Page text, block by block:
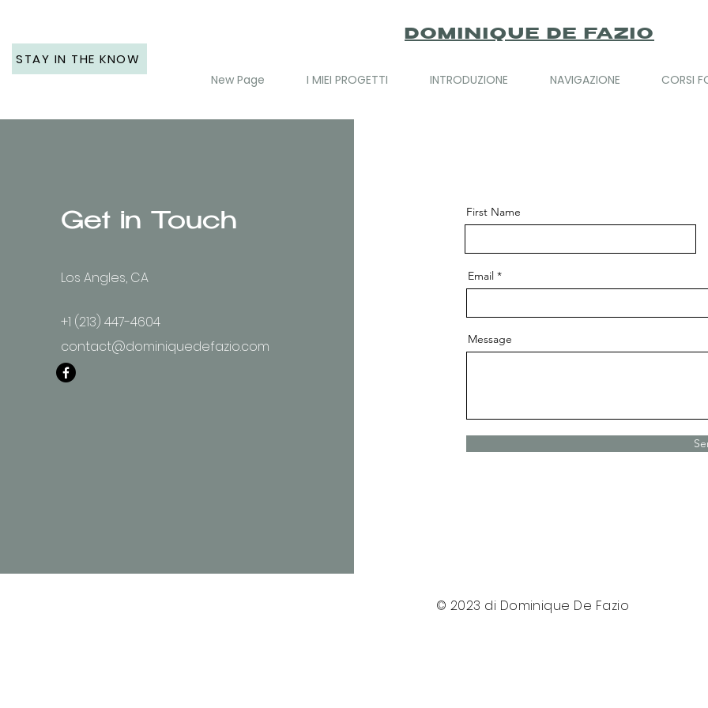
STAY IN THE KNOW
DOMINIQUE DE FAZIO
New Page I MIEI PROGETTI INTRODUZIONE NAVIGAZIONE CORSI
Get in Touch
Los Angles, CA
+1 (213) 447-4604
contact@dominiquedefazio.com
First Name
Email
Message
© 2023 di Dominique De Fazio